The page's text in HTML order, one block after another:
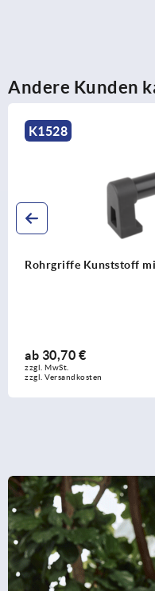
Andere Kunden
K0212
Rohrgriffe
ab19,33 €
zzgl. MwSt.
zzgl. Versandkosten